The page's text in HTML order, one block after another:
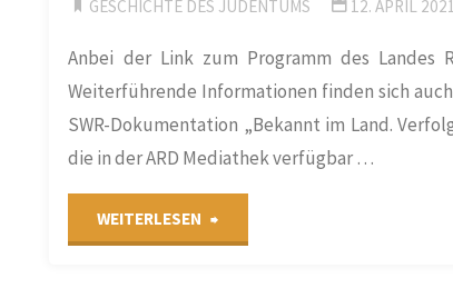
GESCHICHTE DES JUDENTUMS
12. APRIL
Anbei der Link zum Programm des Landes
Weiterführende Informationen finden sich
SWR-Dokumentation „Bekannt im Land.
die in der ARD Mediathek verfügbar …
WEITERLESEN